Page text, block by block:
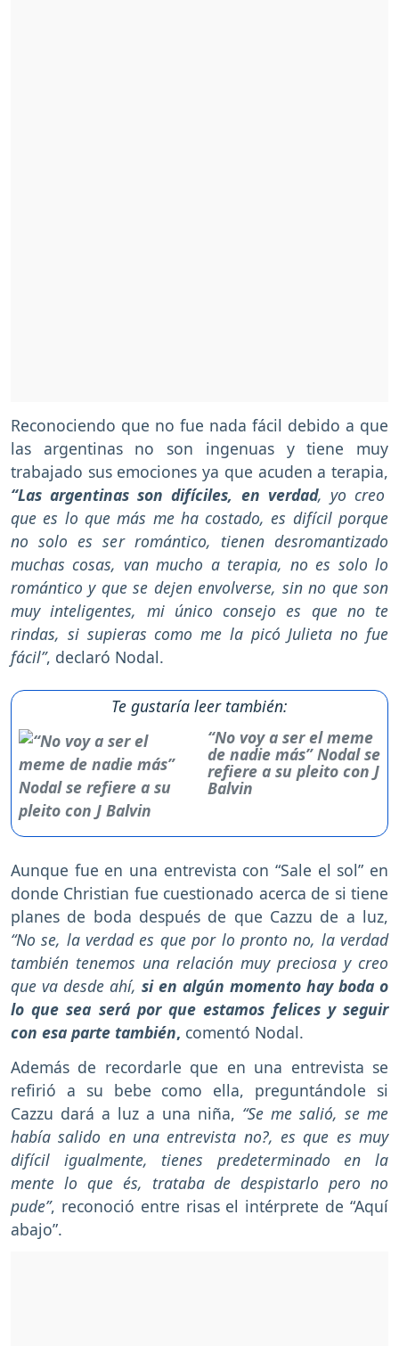
Reconociendo que no fue nada fácil debido a que
las argentinas no son ingenuas y tiene muy
trabajado sus emociones ya que acuden a terapia,
“Las argentinas son difíciles, en verdad, yo creo
que es lo que más me ha costado, es difícil porque
no solo es ser romántico, tienen desromantizado
muchas cosas, van mucho a terapia, no es solo lo
romántico y que se dejen envolverse, sin no que son
muy inteligentes, mi único consejo es que no te
rindas, si supieras como me la picó Julieta no fue
fácil”, declaró Nodal.
Te gustaría leer también:
“No voy a ser el meme
de nadie más” Nodal se
refiere a su pleito con J
Balvin
Aunque fue en una entrevista con “Sale el sol” en
donde Christian fue cuestionado acerca de si tiene
planes de boda después de que Cazzu de a luz,
“No se, la verdad es que por lo pronto no, la verdad
también tenemos una relación muy preciosa y creo
que va desde ahí, si en algún momento hay boda o
lo que sea será por que estamos felices y seguir
con esa parte también, comentó Nodal.
Además de recordarle que en una entrevista se
refirió a su bebe como ella, preguntándole si
Cazzu dará a luz a una niña, “Se me salió, se me
había salido en una entrevista no?, es que es muy
difícil igualmente, tienes predeterminado en la
mente lo que és, trataba de despistarlo pero no
pude”, reconoció entre risas el intérprete de “Aquí
abajo”.